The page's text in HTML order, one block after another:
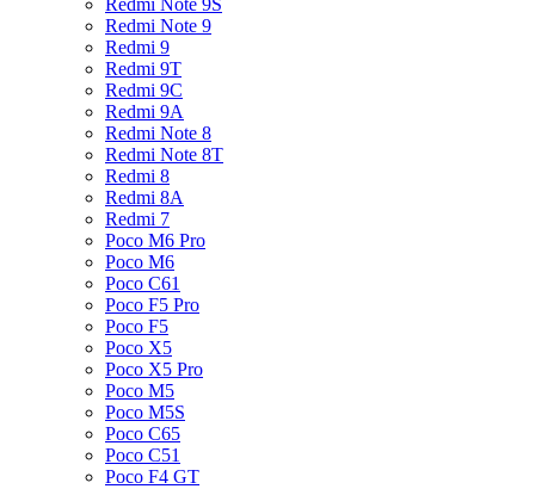
Redmi Note 9S
Redmi Note 9
Redmi 9
Redmi 9T
Redmi 9C
Redmi 9A
Redmi Note 8
Redmi Note 8T
Redmi 8
Redmi 8A
Redmi 7
Poco M6 Pro
Poco M6
Poco C61
Poco F5 Pro
Poco F5
Poco X5
Poco X5 Pro
Poco M5
Poco M5S
Poco C65
Poco C51
Poco F4 GT